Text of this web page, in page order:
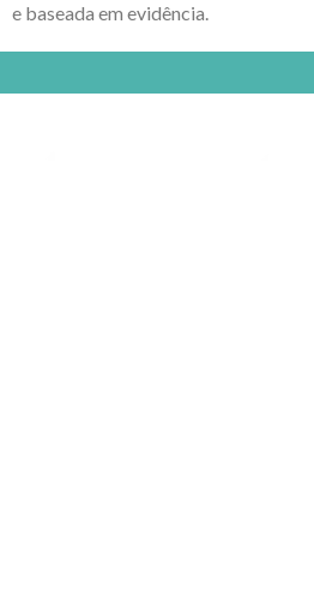
e baseada em evidência.